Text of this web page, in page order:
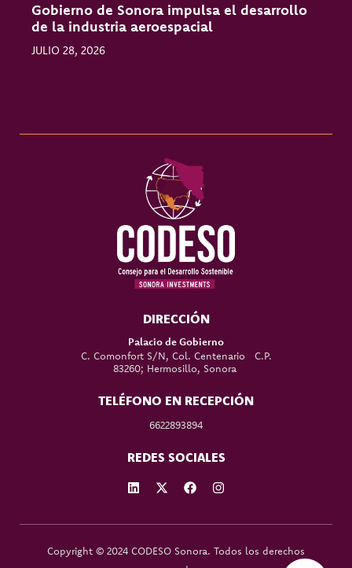
Gobierno de Sonora impulsa el desarrollo
de la industria aeroespacial
JULIO 28, 2026
DIRECCIÓN
Palacio de Gobierno
C. Comonfort S/N, Col. Centenario C.P.
83260; Hermosillo, Sonora
TELÉFONO EN RECEPCIÓN
6622893894
REDES SOCIALES
Copyright © 2024 CODESO Sonora. Todos los derechos